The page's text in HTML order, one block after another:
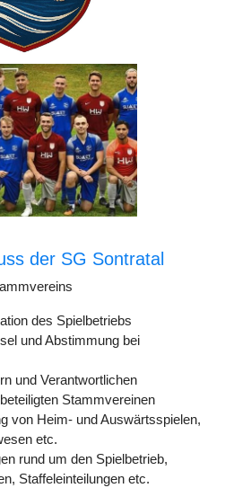
der SG Sontratal
des Spielbetriebs
und Abstimmung bei
und Verantwortlichen
Stammvereinen
von Heim- und Auswärtsspielen,
etc.
rund um den Spielbetrieb,
Staffeleinteilungen etc.